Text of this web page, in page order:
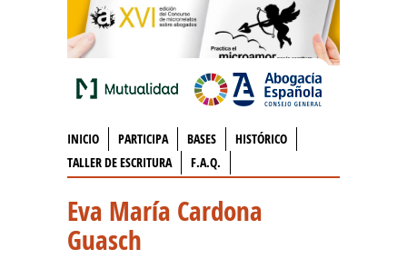
INICIO PARTICIPA BASES
HISTÓRICO
TALLER DE ESCRITURA
F.A.Q.
Eva María Cardona
Guasch